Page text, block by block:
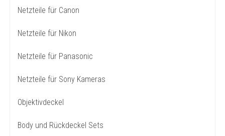
Netzteile für Canon
Netzteile für Nikon
Netzteile für Panasonic
Netzteile für Sony Kameras
Objektivdeckel
Body und Rückdeckel Sets